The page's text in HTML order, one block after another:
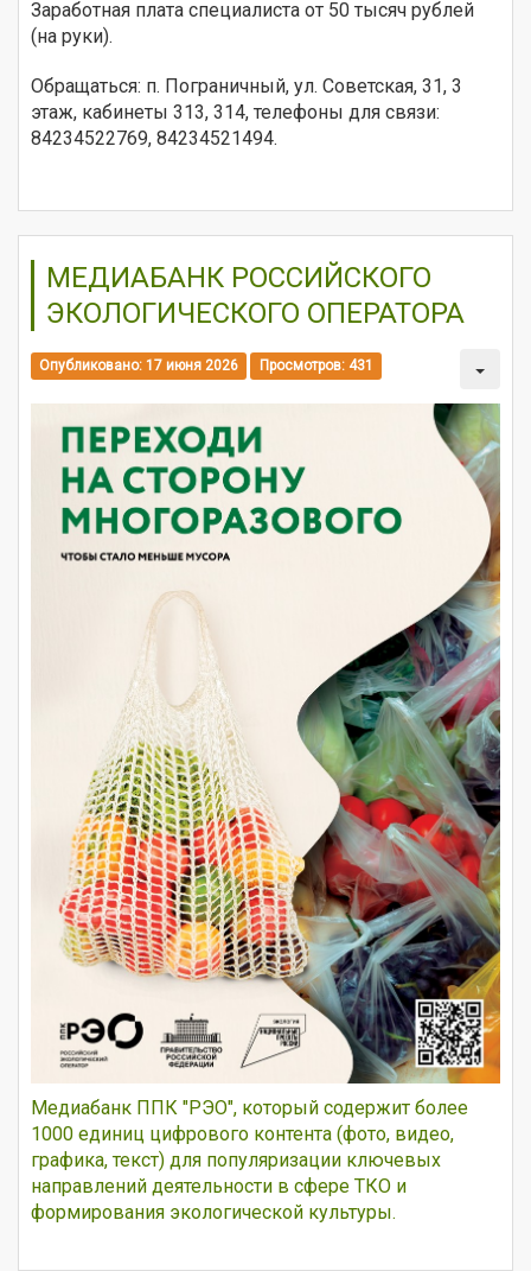
Заработная плата специалиста от 50 тысяч рублей
(на руки).
Обращаться: п. Пограничный, ул. Советская, 31, 3
этаж, кабинеты 313, 314, телефоны для связи:
84234522769, 84234521494.
МЕДИАБАНК РОССИЙСКОГО
ЭКОЛОГИЧЕСКОГО ОПЕРАТОРА
Опубликовано: 17 июня 2026 Просмотров: 431
Медиабанк ППК "РЭО", который содержит более
1000 единиц цифрового контента (фото, видео,
графика, текст) для популяризации ключевых
направлений деятельности в сфере ТКО и
формирования экологической культуры.